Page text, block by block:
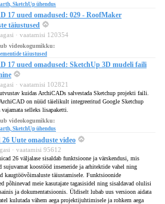
SketchUp ühendus
17 uued omadused: 029 - RoofMaker
täiustused
· vaatamisi 120354
videokogumikku:
täiustused
17 uued omadused: SketchUp 3D mudeli faili
· vaatamisi 102821
kuidas ArchiCADs salvestada Sketchup projekti faili.
on nüüd täielikult integreeritud Google Sketchup
vajamata selleks lisapaketti.
videokogumikku:
SketchUp ühendus
Uute omaduste video
· vaatamisi 95612
26 väljalase sisaldab funktsioone ja värskendusi, mis
sujuvamat koostööd inseneride ja arhitektide vahel ning
kaugtöövõimaluste täiustamisele. Funktsioonide
põhinevad meie kasutajate tagasisidel ning sisaldavad olulisi
ja dokumentatsioonis. Üldiselt lubab uus versioon aidata
kulutada vähem aega projektijuhtimisele ja rohkem aega